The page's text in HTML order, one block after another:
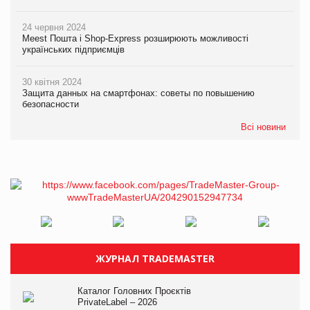
24 червня 2024
Meest Пошта і Shop-Express розширюють можливості
українських підприємців
30 квітня 2024
Защита данных на смартфонах: советы по повышению
безопасности
Всі новини
ЖУРНАЛ TRADEMASTER
Каталог Головних Проєктів
PrivateLabel – 2026